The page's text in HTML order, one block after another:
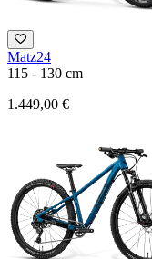
Matz24
115 - 130 cm
1.449,00 €